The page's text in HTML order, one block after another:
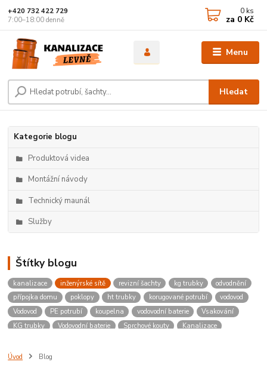
Menu
Hledat
+420 732 422 729
7:00–18:00 denně
0 ks
za 0 Kč
Kategorie blogu
Produktová videa
Montážní návody
Technický maunál
Služby
Štítky blogu
kanalizace inženýrské sítě revizní šachty kg trubky
odvodnění
přípojka domu
poklopy ht trubky korugované potrubí
vodovod
Vodovod
PE potrubí koupelna vodovodní baterie
Vsakování
KG trubky
Vodovodní baterie Sprchové kouty
Kanalizace
Úvod
Blog